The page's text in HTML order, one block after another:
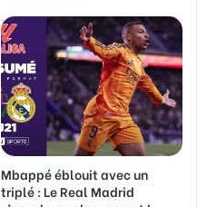
Mbappé éblouit avec un
triplé : Le Real Madrid